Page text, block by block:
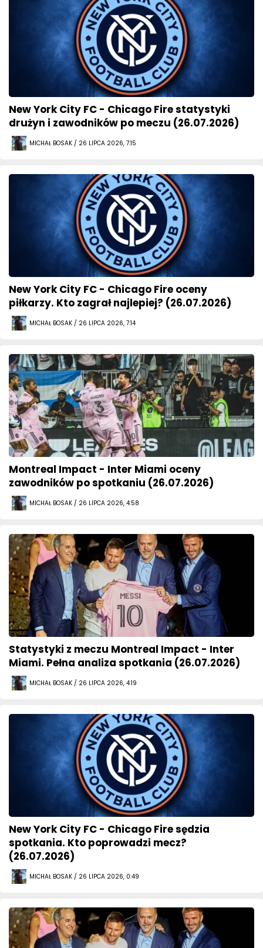
New York City FC - Chicago Fire statystyki
drużyn i zawodników po meczu (26.07.2026)
MICHAŁ BOSAK / 26 LIPCA 2026, 7:15
New York City FC - Chicago Fire oceny
piłkarzy. Kto zagrał najlepiej? (26.07.2026)
MICHAŁ BOSAK / 26 LIPCA 2026, 7:14
Montreal Impact - Inter Miami oceny
zawodników po spotkaniu (26.07.2026)
MICHAŁ BOSAK / 26 LIPCA 2026, 4:58
Statystyki z meczu Montreal Impact - Inter
Miami. Pełna analiza spotkania (26.07.2026)
MICHAŁ BOSAK / 26 LIPCA 2026, 4:19
New York City FC - Chicago Fire sędzia
spotkania. Kto poprowadzi mecz?
(26.07.2026)
MICHAŁ BOSAK / 26 LIPCA 2026, 0:49